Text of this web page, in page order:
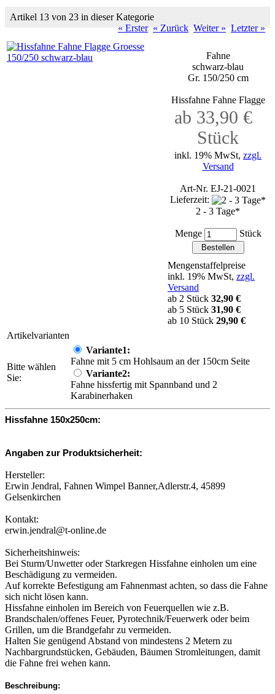
Artikel 13 von 23 in dieser Kategorie
« Erster « Zurück Weiter » Letzter »
Fahne
schwarz-blau
Gr. 150/250 cm
Hissfahne Fahne Flagge
ab 33,90 €
Stück
inkl. 19% MwSt, zzgl.
Versand
Art-Nr. EJ-21-0021
Lieferzeit:
2 - 3 Tage*
Menge Stück
Mengenstaffelpreise
inkl. 19% MwSt, zzgl.
Versand
ab 2 Stück 32,90 €
ab 5 Stück 31,90 €
ab 10 Stück 29,90 €
Artikelvarianten
Bitte wählen
Sie:
Variante1:
Fahne mit 5 cm Hohlsaum an der 150cm Seite
Variante2:
Fahne hissfertig mit Spannband und 2
Karabinerhaken
Hissfahne 150x250cm:
Angaben zur Produktsicherheit:
Hersteller:
Erwin Jendral, Fahnen Wimpel Banner,Adlerstr.4, 45899
Gelsenkirchen
Kontakt:
erwin.jendral@t-online.de
Sicherheitshinweis:
Bei Sturm/Unwetter oder Starkregen Hissfahne einholen um eine
Beschädigung zu vermeiden.
Auf korrekte Befestigung am Fahnenmast achten, so dass die Fahne
sich nicht lösen kann.
Hissfahne einholen im Bereich von Feuerquellen wie z.B.
Brandschalen/offenes Feuer, Pyrotechnik/Feuerwerk oder beim
Grillen, um die Brandgefahr zu vermeiden.
Halten Sie genügend Abstand von mindestens 2 Metern zu
Nachbargrundstücken, Gebäuden, Bäumen Stromleitungen, damit
die Fahne frei wehen kann.
Beschreibung: